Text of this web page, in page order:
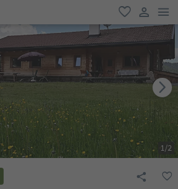
favorit
user link
1/2